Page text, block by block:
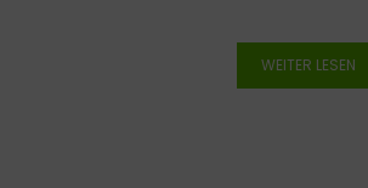
WEITER LESEN